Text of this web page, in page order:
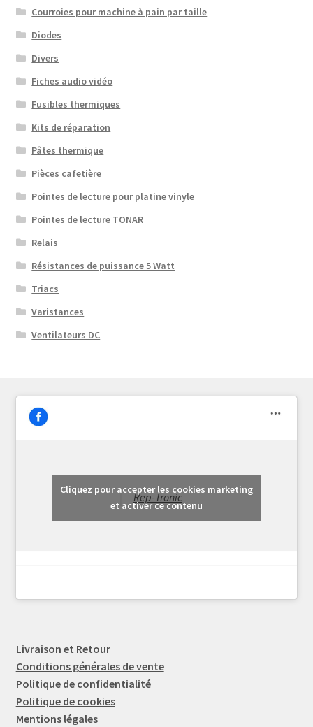
Courroies pour machine à pain par taille
Diodes
Divers
Fiches audio vidéo
Fusibles thermiques
Kits de réparation
Pâtes thermique
Pièces cafetière
Pointes de lecture pour platine vinyle
Pointes de lecture TONAR
Relais
Résistances de puissance 5 Watt
Triacs
Varistances
Ventilateurs DC
Rep-Tronic
Cliquez pour accepter les cookies marketing
et activer ce contenu
Livraison et Retour
Conditions générales de vente
Politique de confidentialité
Politique de cookies
Mentions légales